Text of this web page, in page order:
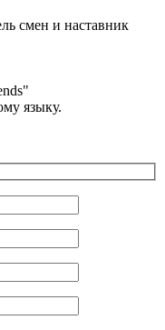
смен и наставник
языку.